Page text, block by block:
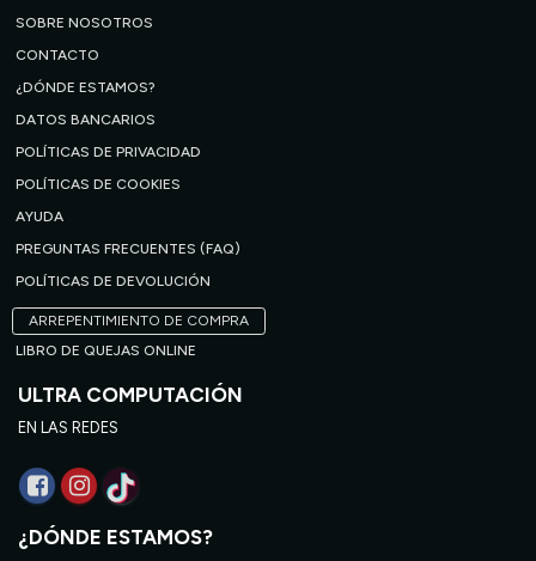
SOBRE NOSOTROS
CONTACTO
¿DÓNDE ESTAMOS?
DATOS BANCARIOS
POLÍTICAS DE PRIVACIDAD
POLÍTICAS DE COOKIES
AYUDA
PREGUNTAS FRECUENTES (FAQ)
POLÍTICAS DE DEVOLUCIÓN
ARREPENTIMIENTO DE COMPRA
LIBRO DE QUEJAS ONLINE
ULTRA COMPUTACIÓN
EN LAS REDES
¿DÓNDE ESTAMOS?